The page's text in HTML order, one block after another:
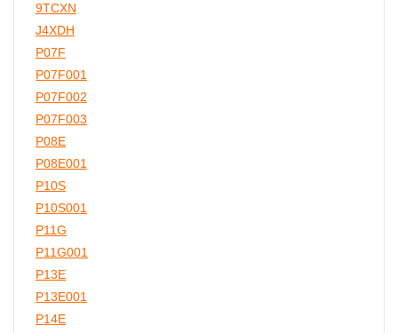
9TCXN
J4XDH
P07F
P07F001
P07F002
P07F003
P08E
P08E001
P10S
P10S001
P11G
P11G001
P13E
P13E001
P14E